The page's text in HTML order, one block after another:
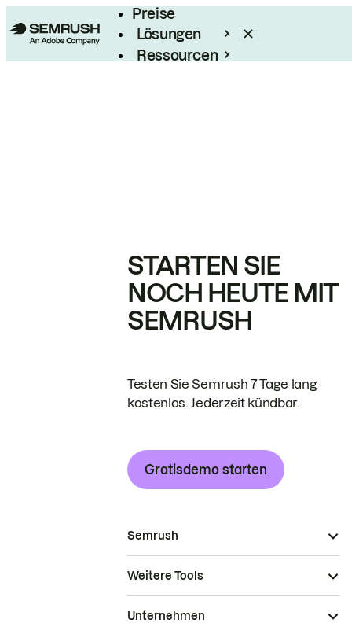
Preise
Lösungen
Ressourcen
STARTEN SIE
NOCH HEUTE MIT
SEMRUSH
Testen Sie Semrush 7 Tage lang
kostenlos. Jederzeit kündbar.
Gratisdemo starten
Semrush
Weitere Tools
Unternehmen